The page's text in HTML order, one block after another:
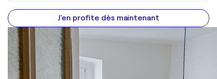
J'en profite dès maintenant